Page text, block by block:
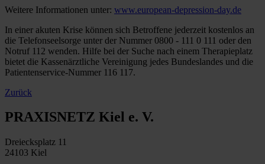
Weitere Informationen unter: www.european-depression-day.de
In einer akuten Krise können sich Betroffene jederzeit kostenlos an
die Telefonseelsorge unter der Nummer 0800 - 111 0 111 oder den
Notruf 112 wenden. Hilfe bei der Suche nach einem Therapieplatz
bietet die Kassenärztliche Vereinigung jedes Bundeslandes und die
Patientenservice-Nummer 116 117.
Zurück
PRAXISNETZ Kiel e. V.
Dreiecksplatz 11
24103 Kiel